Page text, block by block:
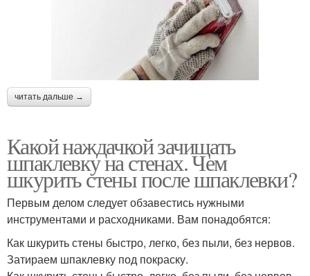
читать дальше →
Какой наждачкой зачищать
шпаклевку на стенах. Чем
шкурить стены после шпаклевки?
Первым делом следует обзавестись нужными
инструментами и расходниками. Вам понадобятся:
Как шкурить стены быстро, легко, без пыли, без нервов.
Затираем шпаклевку под покраску.